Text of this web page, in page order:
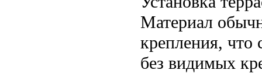
Материал
крепления, что
без видимых